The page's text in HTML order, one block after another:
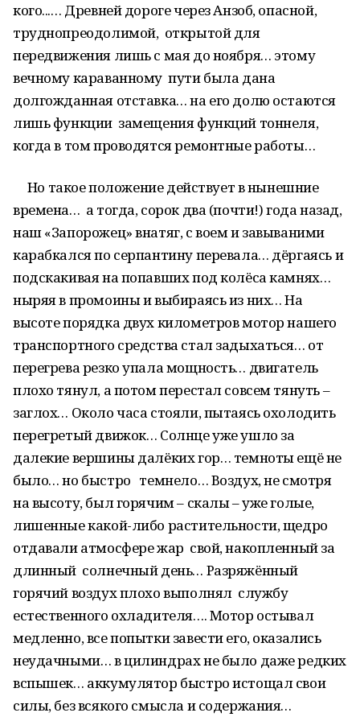
кого...… Древней дороге через Анзоб, опасной,
труднопреодолимой, открытой для
передвижения лишь с мая до ноября… этому
вечному караванному пути была дана
долгожданная отставка… на его долю остаются
лишь функции замещения функций тоннеля,
когда в том проводятся ремонтные работы…
Но такое положение действует в нынешние
времена… а тогда, сорок два (почти!) года назад,
наш «Запорожец» внатяг, с воем и завываними
карабкался по серпантину перевала… дёргаясь и
подскакивая на попавших под колёса камнях…
ныряя в промоины и выбираясь из них… На
высоте порядка двух километров мотор нашего
транспортного средства стал задыхаться… от
перегрева резко упала мощность… двигатель
плохо тянул, а потом перестал совсем тянуть –
заглох… Около часа стояли, пытаясь охолодить
перегретый движок… Солнце уже ушло за
далекие вершины далёких гор… темноты ещё не
было… но быстро темнело… Воздух, не смотря
на высоту, был горячим – скалы – уже голые,
лишенные какой-либо растительности, щедро
отдавали атмосфере жар свой, накопленный за
длинный солнечный день… Разряжённый
горячий воздух плохо выполнял службу
естественного охладителя…. Мотор остывал
медленно, все попытки завести его, оказались
неудачными… в цилиндрах не было даже редких
вспышек… аккумулятор быстро истощал свои
силы, без всякого смысла и содержания…